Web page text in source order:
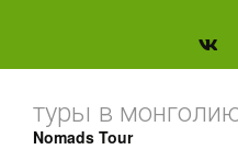
туры в
Nomads Tour